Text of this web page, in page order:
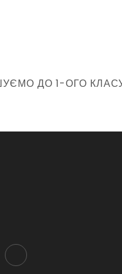
ДО 1-ОГО